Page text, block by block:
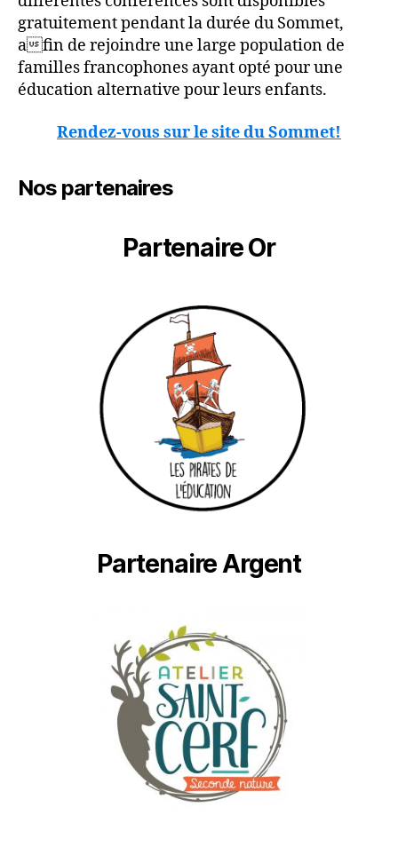
gratuitement pendant la durée du Sommet,
afin de rejoindre une large population de
familles francophones ayant opté pour une
éducation alternative pour leurs enfants.
Rendez-vous sur le site du Sommet!
Nos partenaires
Partenaire Or
Partenaire Argent